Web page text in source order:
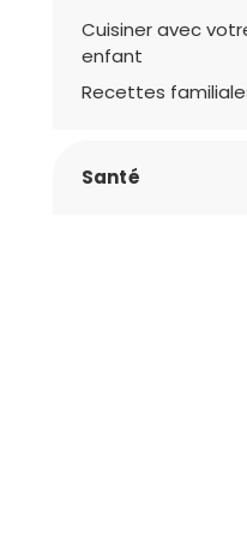
Cuisiner avec
enfant
Recettes
Santé